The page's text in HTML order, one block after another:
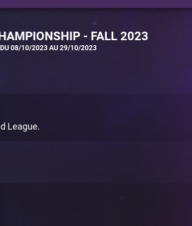
- FALL 2023
DU 08/10/2023 AU 29/10/2023
League.